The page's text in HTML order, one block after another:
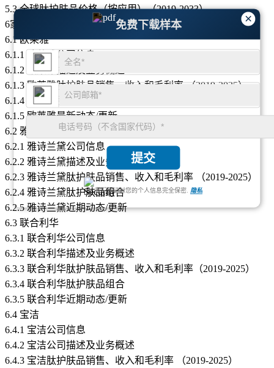
×
免费下载样本
提交
我们保证对您的个人信息完全保密. 隐私
5.3 全球肽护肤品价格（按应用）（2019-2033）
6家重点公司简介
6.1 欧莱雅
6.1.1 欧莱雅公司信息
6.1.2 欧莱雅描述及业务概述
6.1.3 欧莱雅肽护肤品销售、收入和毛利率 （2019-2025）
6.1.4 欧莱雅肽护肤品组合
6.1.5 欧莱雅最新动态/更新
6.2 雅诗兰黛
6.2.1 雅诗兰黛公司信息
6.2.2 雅诗兰黛描述及业务概述
6.2.3 雅诗兰黛肽护肤品销售、收入和毛利率 （2019-2025）
6.2.4 雅诗兰黛肽护肤品组合
6.2.5 雅诗兰黛近期动态/更新
6.3 联合利华
6.3.1 联合利华公司信息
6.3.2 联合利华描述及业务概述
6.3.3 联合利华肽护肤品销售、收入和毛利率（2019-2025）
6.3.4 联合利华肽护肤品组合
6.3.5 联合利华近期动态/更新
6.4 宝洁
6.4.1 宝洁公司信息
6.4.2 宝洁公司描述及业务概述
6.4.3 宝洁肽护肤品销售、收入和毛利率 （2019-2025）